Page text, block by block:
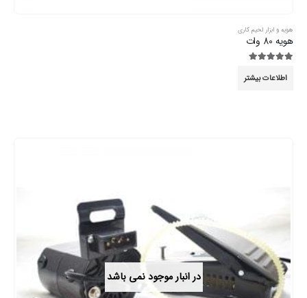
هویه و ابزار لحیم کاری
هویه 80 وات
اطلاعات بیشتر
در انبار موجود نمی باشد